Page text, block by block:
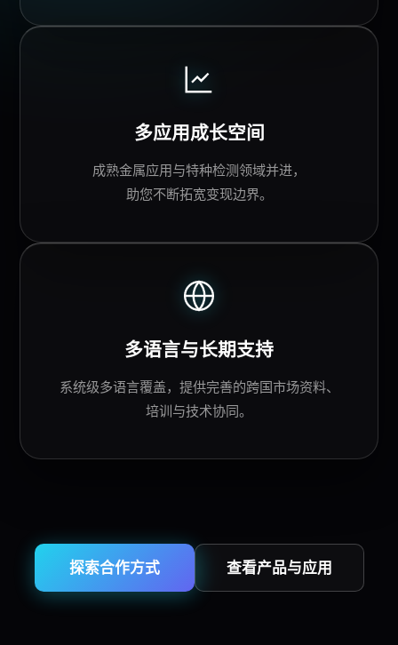
多应用成长空间
成熟金属应用与特种检测领域并进，
助您不断拓宽变现边界。
多语言与长期支持
系统级多语言覆盖，提供完善的跨国市场资料、
培训与技术协同。
探索合作方式 查看产品与应用